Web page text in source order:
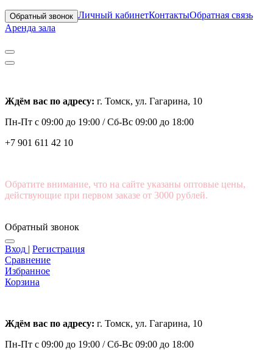
Обратный звонок Личный кабинетКонтактыОбратная связь
Аренда зала
Ждём вас по адресу: г. Томск, ул. Гагарина, 10
Пн-Пт с 09:00 до 19:00 /Сб-Вс 09:00 до 18:00
+7 901 611 42 10
Обратите внимание, что на сайте указаны оптовые цены,
действующие при первом заказе от 3000 рублей.
Обратный звонок
Вход | Регистрация
Сравнение
Избранное
Корзина
Ждём вас по адресу: г. Томск, ул. Гагарина, 10
Пн-Пт с 09:00 до 19:00 /Сб-Вс 09:00 до 18:00